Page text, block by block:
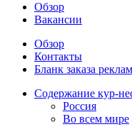
Обзор
Вакансии
Обзор
Контакты
Бланк заказа
Содержание кур-
Россия
Во всем мире